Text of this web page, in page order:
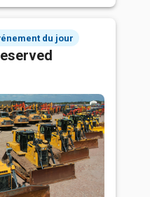
du jour